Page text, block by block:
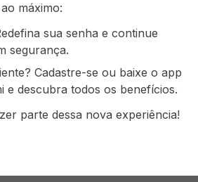
máximo:
sua senha e continue
segurança.
Cadastre-se ou baixe o app
e descubra todos os benefícios.
parte dessa nova experiência!